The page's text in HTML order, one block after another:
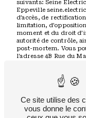
suivants: Seine
Eppeville
d’accès, de
limitation,
moment et du droit
autorité de contrôle,
post-mortem. Vous
l'adresse 4B Rue du
courrier électronique
justificatif d'identité
conservons vos
puis pendant la
et de gestion des
sur la liste
à cette adresse:
Ce site utilise des
vous donne le